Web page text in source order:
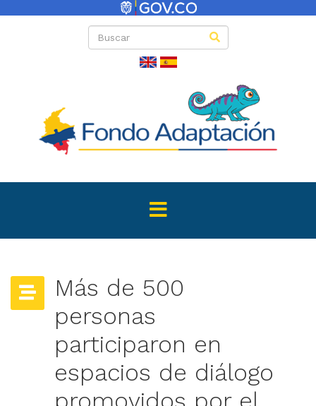
Más de 500
personas
participaron en
espacios de diálogo
promovidos por el